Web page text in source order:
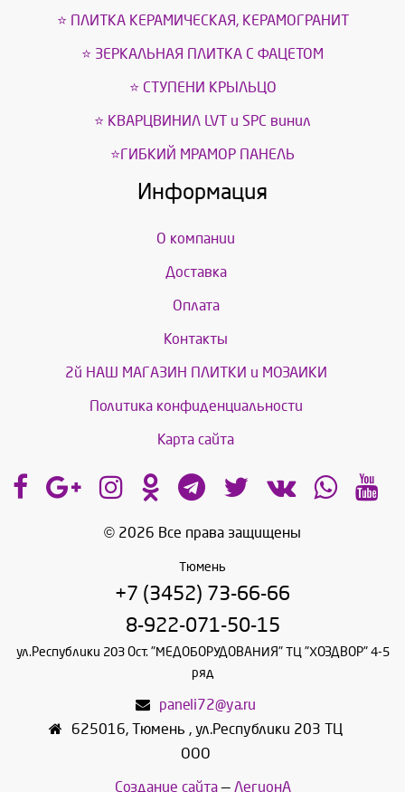
⭐ ПЛИТКА КЕРАМИЧЕСКАЯ, КЕРАМОГРАНИТ
⭐ ЗЕРКАЛЬНАЯ ПЛИТКА С ФАЦЕТОМ
⭐ СТУПЕНИ КРЫЛЬЦО
⭐ КВАРЦВИНИЛ LVT и SPС винил
⭐ГИБКИЙ МРАМОР ПАНЕЛЬ
Информация
О компании
Доставка
Оплата
Контакты
2й НАШ МАГАЗИН ПЛИТКИ и МОЗАИКИ
Политика конфиденциальности
Карта сайта
© 2026 Все права защищены
Тюмень
+7 (3452) 73-66-66
8-922-071-50-15
ул.Республики 203 Ост. "МЕДОБОРУДОВАНИЯ" ТЦ "ХОЗДВОР" 4-5
ряд
paneli72@ya.ru
625016, Тюмень , ул.Республики 203 ТЦ
ООО
Создание сайта— ЛегионА